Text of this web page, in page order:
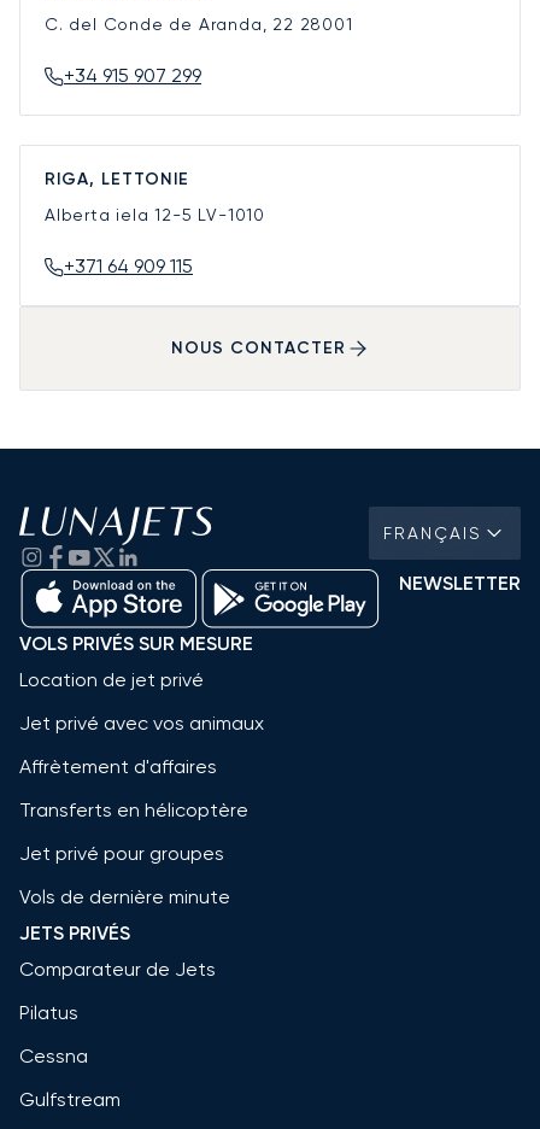
C. del Conde de Aranda, 22 28001
+34 915 907 299
RIGA, LETTONIE
Alberta iela 12-5 LV-1010
+371 64 909 115
NOUS CONTACTER
FRANÇAIS
NEWSLETTER
VOLS PRIVÉS SUR MESURE
Location de jet privé
Jet privé avec vos animaux
Affrètement d'affaires
Transferts en hélicoptère
Jet privé pour groupes
Vols de dernière minute
JETS PRIVÉS
Comparateur de Jets
Pilatus
Cessna
Gulfstream